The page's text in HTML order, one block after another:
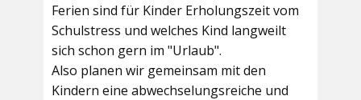
Ferien sind für Kinder Erholungszeit vom
Schulstress und welches Kind langweilt
sich schon gern im "Urlaub".
Also planen wir gemeinsam mit den
Kindern eine abwechselungsreiche und